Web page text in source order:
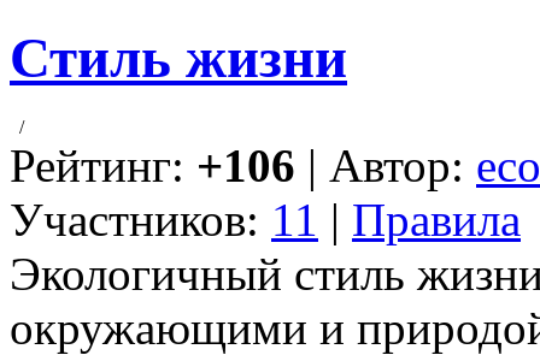
Стиль жизни
/
Рейтинг: +106 | Автор:
Участников: 11 | Правила
Экологичный стиль
окружающими и